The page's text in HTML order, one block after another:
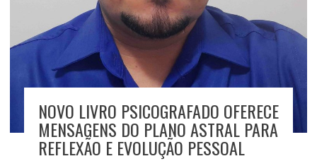
NOVO LIVRO PSICOGRAFADO OFERECE
MENSAGENS DO PLANO ASTRAL PARA
REFLEXÃO E EVOLUÇÃO PESSOAL